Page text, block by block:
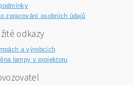
o zpracování osobních údajů
odkazy
a výrobcích
lampy v projektoru